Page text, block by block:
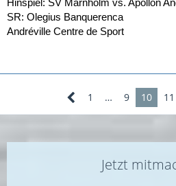
Hinspiel: SV Marnholm vs. Apollon
SR: Olegius Banquerenca
Andréville Centre de Sport
1 … 9 10 11
Jetzt